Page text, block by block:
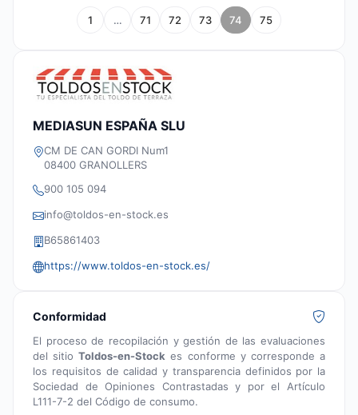
1 … 71 72 73 74 75
MEDIASUN ESPAÑA SLU
CM DE CAN GORDI Num1
08400 GRANOLLERS
900 105 094
info@toldos-en-stock.es
B65861403
https://www.toldos-en-stock.es/
Conformidad
El proceso de recopilación y gestión de las evaluaciones
del sitioToldos-en-Stock es conforme y corresponde a
los requisitos de calidad y transparencia definidos por la
Sociedad de Opiniones Contrastadas y por el Artículo
L111-7-2 del Código de consumo.